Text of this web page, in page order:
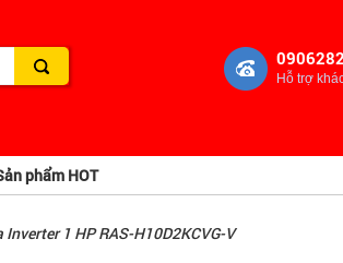
Hỗ trợ
phẩm HOT
1 HP RAS-H10D2KCVG-V